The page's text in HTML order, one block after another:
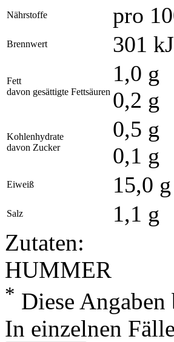
Nährstoffe pro
Brennwert 301
Fett
davon gesättigte Fettsäuren
1,0 g
0,2 g
Kohlenhydrate
davon Zucker
0,5 g
0,1 g
Eiweiß 15,0 g
Salz 1,1 g
Zutaten:
HUMMER
* Diese
In einzelnen